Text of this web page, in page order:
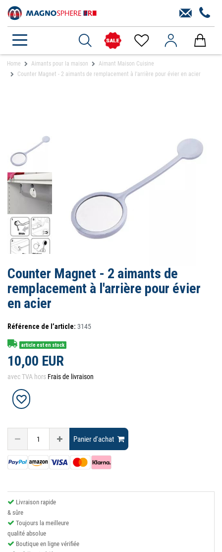
Home Aimants pour la maison
Aimant Maison Cuisine
Counter Magnet - 2 aimants de remplacement à l'arrière pour évier en acier
Counter Magnet - 2 aimants de
remplacement à l'arrière pour évier
en acier
Référence de l’article: 3145
article est en stock
10,00 EUR
avec TVA hors Frais de livraison
Panier d'achat
Livraison rapide
& sûre
Toujours la meilleure
qualité absolue
Boutique en ligne vérifiée